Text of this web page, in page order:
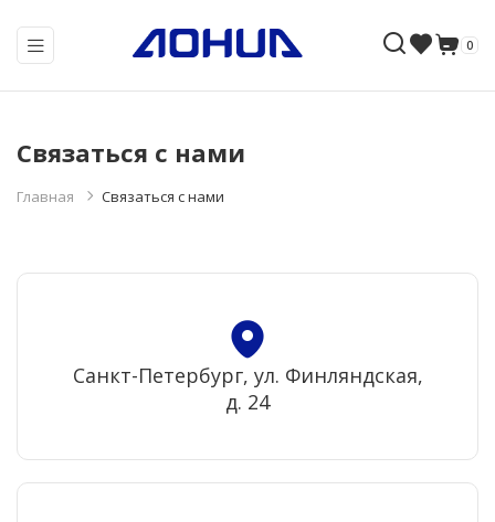
0
Связаться с нами
Главная Связаться с нами
Санкт-Петербург, ул. Финляндская,
д. 24